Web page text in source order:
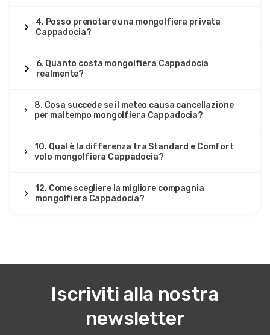
4. Posso prenotare una mongolfiera privata
Cappadocia?
6. Quanto costa mongolfiera Cappadocia
realmente?
8. Cosa succede se il meteo causa cancellazione
per maltempo mongolfiera Cappadocia?
10. Qual è la differenza tra Standard e Comfort
volo mongolfiera Cappadocia?
12. Come scegliere la migliore compagnia
mongolfiera Cappadocia?
Iscriviti alla nostra
newsletter